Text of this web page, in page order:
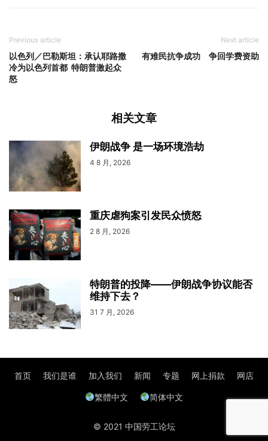
Previous article
以色列／巴勒斯坦：承认耶路撒
冷为以色列首都 特朗普激起众
怒
Next article
有难民抗争成功 争回学费资助
相关文章
伊朗战争 是一场环境浩劫
4 8 月, 2026
重庆虐狗案引发民众愤怒
2 8 月, 2026
特朗普的投降——伊朗战争协议能否
维持下去？
31 7 月, 2026
首页 我们是谁 加入我们 新闻 专题 网上捐款 网店
繁體中文 简体中文
© 2021 中国劳工论坛